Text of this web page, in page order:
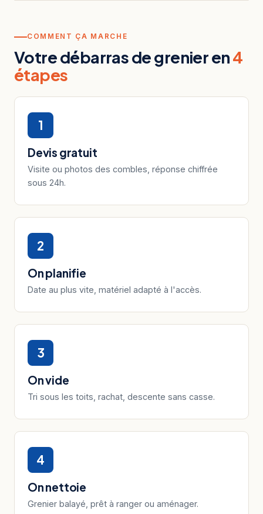
COMMENT ÇA MARCHE
Votre débarras de grenier en4
étapes
1
Devis gratuit
Visite ou photos des combles, réponse chiffrée
sous 24h.
2
On planifie
Date au plus vite, matériel adapté à l'accès.
3
On vide
Tri sous les toits, rachat, descente sans casse.
4
On nettoie
Grenier balayé, prêt à ranger ou aménager.